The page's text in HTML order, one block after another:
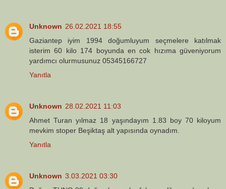
Unknown 26.02.2021 18:55
Gaziantep iyim 1994 doğumluyum seçmelere katılmak
isterim 60 kilo 174 boyunda en cok hızıma güveniyorum
yardımcı olurmusunuz 05345166727
Yanıtla
Unknown 28.02.2021 11:03
Ahmet Turan yılmaz 18 yaşındayım 1.83 boy 70 kiloyum
mevkim stoper Beşiktaş alt yapısında oynadım.
Yanıtla
Unknown 3.03.2021 03:30